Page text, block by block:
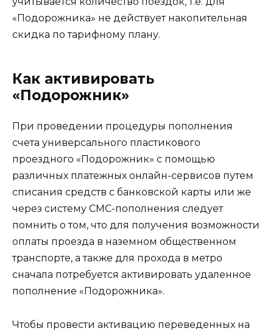
«Подорожника» не действует накопительная
скидка по тарифному плану.
Как активировать
«Подорожник»
При проведении процедуры пополнения
счета универсального пластикового
проездного «Подорожник» с помощью
различных платежных онлайн-сервисов путем
списания средств с банковской карты или же
через систему СМС-пополнения следует
помнить о том, что для получения возможности
оплаты проезда в наземном общественном
транспорте, а также для прохода в метро
сначала потребуется активировать удаленное
пополнение «Подорожника».
Чтобы провести активацию переведенных на